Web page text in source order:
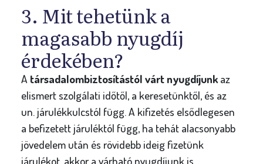
n
l
e
g
i
h
e
l
y
3. Mit tehetünk a
magasabb nyugdíj
érdekében?
A társadalombiztosítástól várt nyugdíjunkaz
elismert szolgálati időtől, a keresetünktől, és az
un. járulékkulcstól függ. A kifizetés elsődlegesen
a befizetett járuléktól függ, ha tehát alacsonyabb
jövedelem után és rövidebb ideig fizetünk
járulékot, akkor a várható nyugdíjunk is